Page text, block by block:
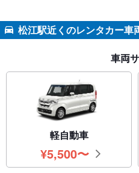
松江駅近くのレンタカー車
車両
軽自動車
¥5,500円
〜